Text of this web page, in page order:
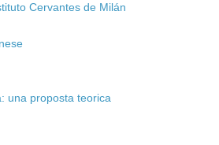
Cervantes de Milán
una proposta teorica